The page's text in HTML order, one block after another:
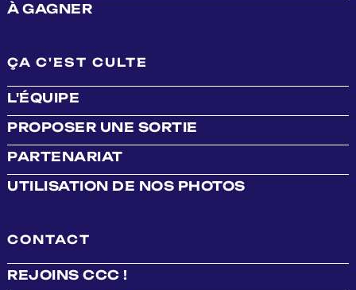
À GAGNER
ÇA C'EST CULTE
L'ÉQUIPE
PROPOSER UNE SORTIE
PARTENARIAT
UTILISATION DE NOS PHOTOS
CONTACT
REJOINS CCC !